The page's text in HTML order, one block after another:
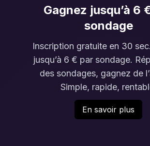
Gagnez jusqu’à 6
sondage
Inscription gratuite en 30
jusqu’à 6 € par sondage.
des sondages, gagnez de
Simple, rapide,
En savoir plus